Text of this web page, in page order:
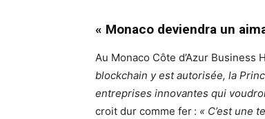
« Monaco deviendra un
Au Monaco Côte d’Azur
blockchain y est autorisée, la
entreprises innovantes qui
croit dur comme fer : « C’est une